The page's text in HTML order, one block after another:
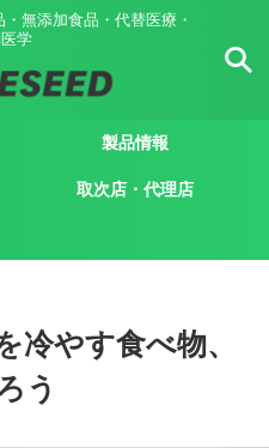
無添加食品・代替医療・
学
製品情報
取次店・代理店
冷やす食べ物、
う